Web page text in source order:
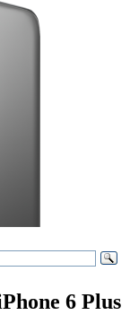
6 Plus